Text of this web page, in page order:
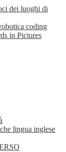
dei luoghi di
coding
in Pictures
lingua inglese